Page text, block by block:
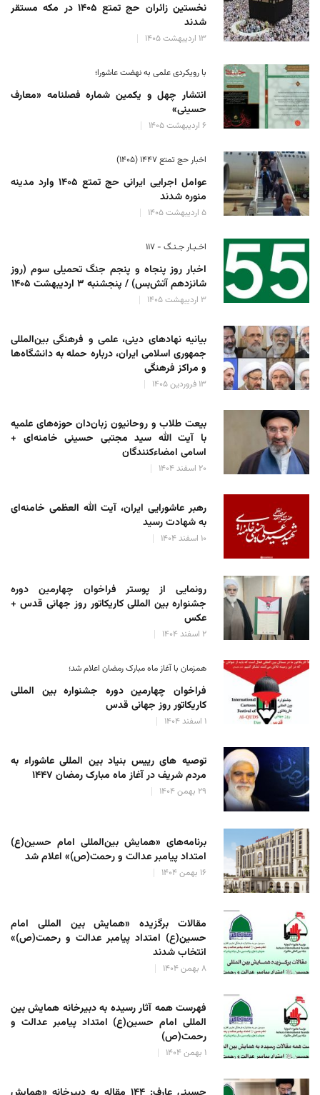
نخستین زائران حج تمتع ۱۴۰۵ در مکه مستقر
شدند
۱۳ اردیبهشت ۱۴۰۵
با رویکردی علمی به نهضت عاشورا؛
انتشار چهل و یکمین شماره فصلنامه «معارف
حسینی»
۶ اردیبهشت ۱۴۰۵
اخبار حج تمتع ۱۴۴۷ (۱۴۰۵)
عوامل اجرایی ایرانی حج تمتع ۱۴۰۵ وارد مدینه
منوره ‌شدند
۵ اردیبهشت ۱۴۰۵
اخـبـار جـنـگ - ۱۱۷
اخبار روز پنجاه و پنجم جنگ تحمیلی سوم (روز
شانزدهم آتش‌بس) / پنجشنبه ۳ اردیبهشت ۱۴۰۵
۳ اردیبهشت ۱۴۰۵
بیانیه نهادهای دینی، علمی و فرهنگی بین‌المللی
جمهوری اسلامی ایران، درباره حمله به دانشگاه‌ها
و مراکز فرهنگی
۱۳ فروردین ۱۴۰۵
بیعت طلاب و روحانیون زبان‌دان حوزه‌های علمیه
با آیت الله سید مجتبی حسینی خامنه‌ای +
اسامی امضاءکنندگان
۲۰ اسفند ۱۴۰۴
رهبر عاشورایی ایران، آیت الله العظمی خامنه‌ای
به شهادت رسید
۱۰ اسفند ۱۴۰۴
رونمایی از پوستر فراخوان چهارمین دوره
جشنواره بین المللی کاریکاتور روز جهانی قدس +
عکس
۲ اسفند ۱۴۰۴
همزمان با آغاز ماه مبارک رمضان اعلام شد؛
فراخوان چهارمین دوره جشنواره بین المللی
کاریکاتور روز جهانی قدس
۱ اسفند ۱۴۰۴
توصیه های رییس بنیاد بین المللی عاشوراء به
مردم شریف در آغاز ماه مبارک رمضان ۱۴۴۷
۲۹ بهمن ۱۴۰۴
برنامه‌های «همایش بین‌المللی امام حسین(ع)
امتداد پیامبر عدالت و رحمت(ص)» اعلام شد
۱۶ بهمن ۱۴۰۴
مقالات برگزیده «همایش بین المللی امام
حسین(ع) امتداد پیامبر عدالت و رحمت(ص)»
انتخاب شدند
۸ بهمن ۱۴۰۴
فهرست همه آثار رسیده به دبیرخانه همایش بین
المللی امام حسین(ع) امتداد پیامبر عدالت و
رحمت(ص)
۱ بهمن ۱۴۰۴